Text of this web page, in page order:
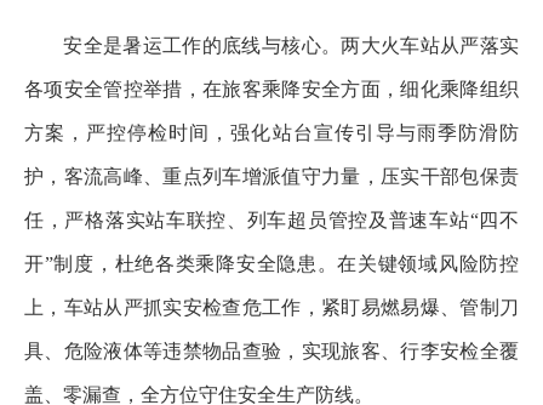
安全是暑运工作的底线与核心。两大火车站从严落实
各项安全管控举措，在旅客乘降安全方面，细化乘降组织
方案，严控停检时间，强化站台宣传引导与雨季防滑防
护，客流高峰、重点列车增派值守力量，压实干部包保责
任，严格落实站车联控、列车超员管控及普速车站“四不
开”制度，杜绝各类乘降安全隐患。在关键领域风险防控
上，车站从严抓实安检查危工作，紧盯易燃易爆、管制刀
具、危险液体等违禁物品查验，实现旅客、行李安检全覆
盖、零漏查，全方位守住安全生产防线。